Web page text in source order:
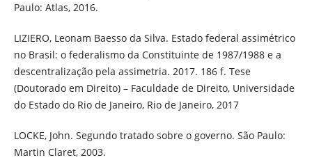
Paulo: Atlas, 2016.
LIZIERO, Leonam Baesso da Silva. Estado federal assimétrico
no Brasil: o federalismo da Constituinte de 1987/1988 e a
descentralização pela assimetria. 2017. 186 f. Tese
(Doutorado em Direito) – Faculdade de Direito, Universidade
do Estado do Rio de Janeiro, Rio de Janeiro, 2017
LOCKE, John. Segundo tratado sobre o governo. São Paulo:
Martin Claret, 2003.